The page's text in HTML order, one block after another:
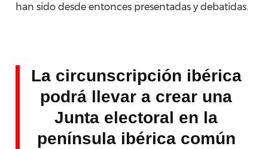
han sido desde entonces presentadas y debatidas.
La circunscripción ibérica
podrá llevar a crear una
Junta electoral en la
península ibérica común